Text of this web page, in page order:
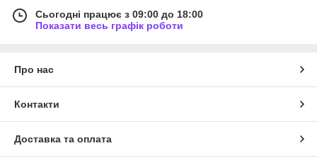
Сьогодні працює з 09:00 до 18:00
Показати весь графік роботи
Про нас
Контакти
Доставка та оплата